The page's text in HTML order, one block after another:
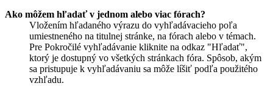
Ako môžem hľadať v jednom alebo viac fórach?
Vložením hľadaného výrazu do vyhľadávacieho poľa
umiestneného na titulnej stránke, na fórach alebo v témach.
Pre Pokročilé vyhľadávanie kliknite na odkaz "Hľadať",
ktorý je dostupný vo všetkých stránkach fóra. Spôsob, akým
sa pristupuje k vyhľadávaniu sa môže líšiť podľa použitého
vzhľadu.